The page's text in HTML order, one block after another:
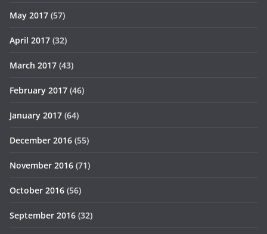
May 2017 (57)
April 2017 (32)
March 2017 (43)
February 2017 (46)
January 2017 (64)
December 2016 (55)
November 2016 (71)
October 2016 (56)
September 2016 (32)